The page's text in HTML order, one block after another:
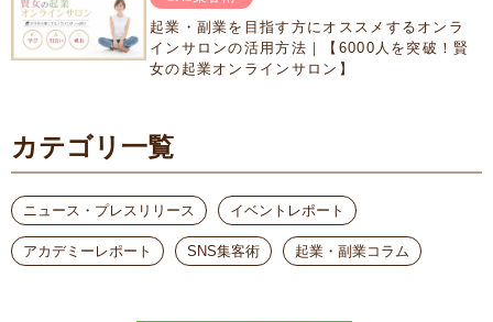
起業・副業を目指す方にオススメするオンラ
インサロンの活用方法｜【6000人を突破！賢
女の起業オンラインサロン】
カテゴリ一覧
ニュース・プレスリリース イベントレポート
アカデミーレポート SNS集客術 起業・副業コラム